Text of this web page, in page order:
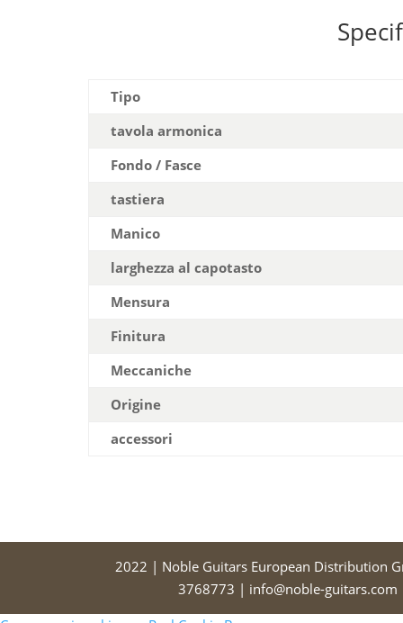
Tipo
tavola armonica
Fondo / Fasce
tastiera
Manico
larghezza al capotasto
Mensura
Finitura
Meccaniche
Origine
accessori
2022 | Noble Guitars European Distribution
3768773 | info@noble-